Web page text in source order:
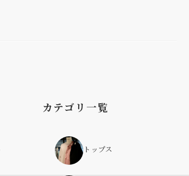
カテゴリ一覧
トップス